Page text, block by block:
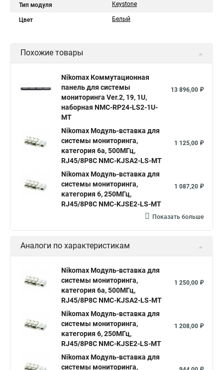
Тип модуля Keystone
Цвет Белый
Похожие товары
Nikomax Коммутационная
панель для системы
мониторинга Ver.2, 19, 1U,
наборная NMC-RP24-LS2-1U-
MT
13 896,00 ₽
Nikomax Модуль-вставка для
системы мониторинга,
категория 6a, 500МГц,
RJ45/8P8C NMC-KJSA2-LS-MT
1 125,00 ₽
Nikomax Модуль-вставка для
системы мониторинга,
категория 6, 250МГц,
RJ45/8P8C NMC-KJSE2-LS-MT
1 087,20 ₽
Показать больше
Аналоги по характеристикам
Nikomax Модуль-вставка для
системы мониторинга,
категория 6a, 500МГц,
RJ45/8P8C NMC-KJSA2-LS-MT
1 250,00 ₽
Nikomax Модуль-вставка для
системы мониторинга,
категория 6, 250МГц,
RJ45/8P8C NMC-KJSE2-LS-MT
1 208,00 ₽
Nikomax Модуль-вставка для
системы мониторинга,